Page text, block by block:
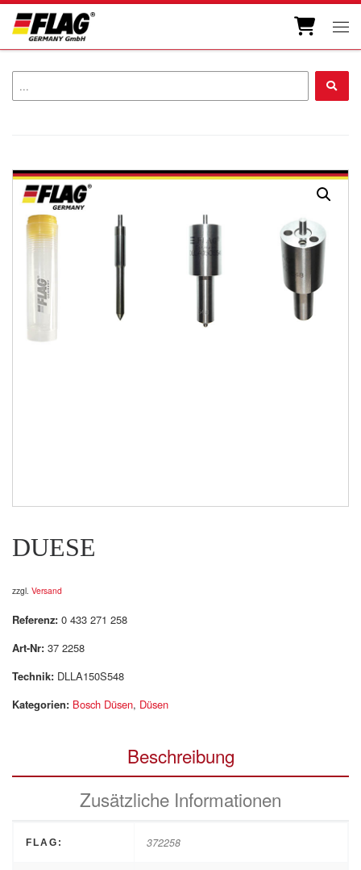
Zum Inhalt springen
DUESE
zzgl. Versand
Referenz: 0 433 271 258
Art-Nr: 37 2258
Technik: DLLA150S548
Kategorien: Bosch Düsen, Düsen
Beschreibung
Zusätzliche Informationen
FLAG: 372258